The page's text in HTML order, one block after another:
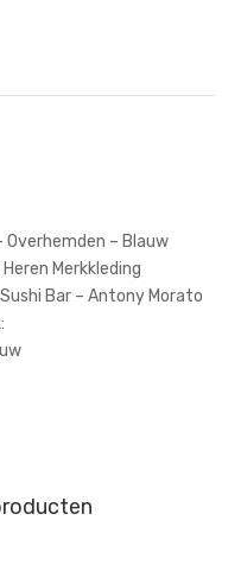
Overhemden – Blauw
Merkkleding
Bar – Antony Morato